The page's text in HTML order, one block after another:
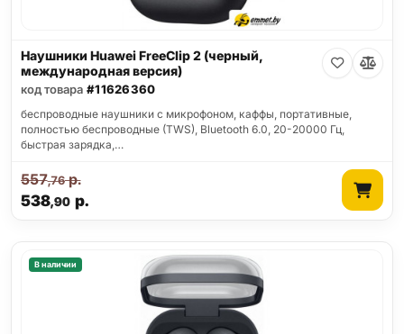
Наушники Huawei FreeClip 2 (черный,
международная версия)
код товара #11626360
беспроводные наушники с микрофоном, каффы, портативные,
полностью беспроводные (TWS), Bluetooth 6.0, 20-20000 Гц,
быстрая зарядка,…
538,90р.
557,76р.
В наличии